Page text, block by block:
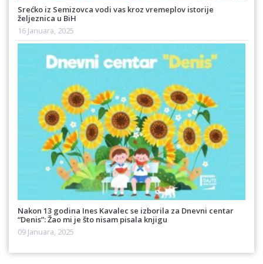
Srećko iz Semizovca vodi vas kroz vremeplov istorije
željeznica u BiH
16 Januara, 2025
Nakon 13 godina Ines Kavalec se izborila za Dnevni centar
“Denis”: Žao mi je što nisam pisala knjigu
09 Januara, 2025